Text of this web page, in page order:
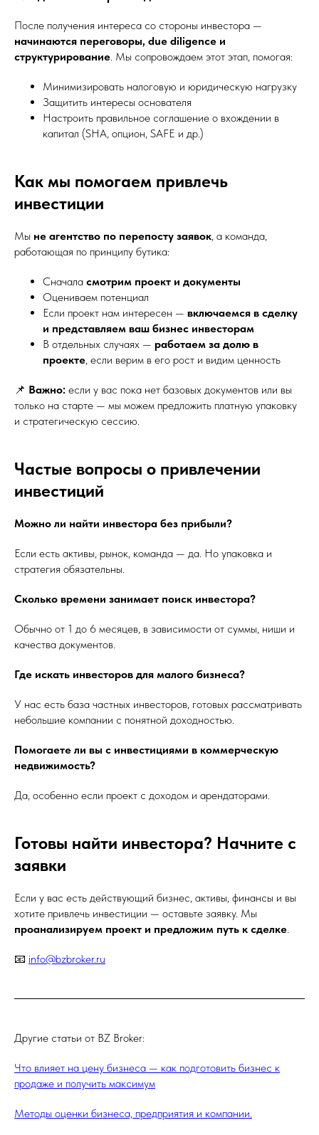
После получения интереса со стороны инвестора —
начинаются переговоры, due diligence и
структурирование . Мы сопровождаем этот этап, помогая:
Минимизировать налоговую и юридическую нагрузку
Защитить интересы основателя
Настроить правильное соглашение о вхождении в
капитал (SHA, опцион, SAFE и др.)
Как мы помогаем привлечь
инвестиции
Мы не агентство по перепосту заявок , а команда,
работающая по принципу бутика:
Сначала смотрим проект и документы
Оцениваем потенциал
Если проект нам интересен — включаемся в сделку
и представляем ваш бизнес инвесторам
В отдельных случаях — работаем за долю в
проекте , если верим в его рост и видим ценность
📌 Важно: если у вас пока нет базовых документов или вы
только на старте — мы можем предложить платную упаковку
и стратегическую сессию.
Частые вопросы о привлечении
инвестиций
Можно ли найти инвестора без прибыли?
Если есть активы, рынок, команда — да. Но упаковка и
стратегия обязательны.
Сколько времени занимает поиск инвестора?
Обычно от 1 до 6 месяцев, в зависимости от суммы, ниши и
качества документов.
Где искать инвесторов для малого бизнеса?
У нас есть база частных инвесторов, готовых рассматривать
небольшие компании с понятной доходностью.
Помогаете ли вы с инвестициями в коммерческую
недвижимость?
Да, особенно если проект с доходом и арендаторами.
Готовы найти инвестора? Начните с
заявки
Если у вас есть действующий бизнес, активы, финансы и вы
хотите привлечь инвестиции — оставьте заявку. Мы
проанализируем проект и предложим путь к сделке
📧 info@bzbroker.ru
Другие статьи от BZ Broker:
Что влияет на цену бизнеса — как подготовить бизнес к
продаже и получить максимум
Методы оценки бизнеса, предприятия и компании.